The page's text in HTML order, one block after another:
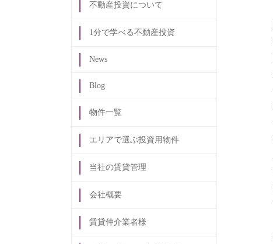
不動産投資について
1分で学べる不動産投資
News
Blog
物件一覧
エリアで選ぶ投資用物件
当社の賃貸管理
会社概要
賃貸仲介業者様